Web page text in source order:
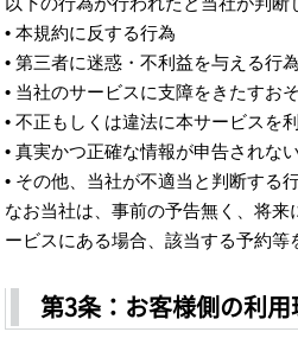
• 本規約に反する行為
• 第三者に迷惑・不利益を与える行為
• 当社のサービスに支障をきたすお
• 不正もしくは違法に本サービスを
• 真実かつ正確な情報が申告されな
• その他、当社が不適当と判断する
なお当社は、事前の予告無く、将
ービスにある場合、該当する予約等
第3条：お客様側の利